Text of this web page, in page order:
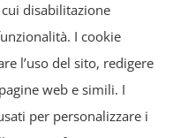
(i testi, le immagini, la
Produttivo Agrumi di
pertanto vietato copiarli,
anche soltanto in
disponibili gratuitamente
disabilitazione
I cookie
l’uso del sito, redigere
web e simili. I
per personalizzare i